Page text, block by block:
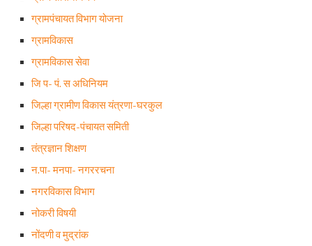
ग्रामपंचायत विभाग योजना
ग्रामविकास
ग्रामविकास सेवा
जि प- पं. स अधिनियम
जिल्हा ग्रामीण विकास यंत्रणा-घरकुल
जिल्हा परिषद-पंचायत समिती
तंत्रज्ञान शिक्षण
न.पा- मनपा- नगररचना
नगरविकास विभाग
नोकरी विषयी
नोंदणी व मुद्रांक